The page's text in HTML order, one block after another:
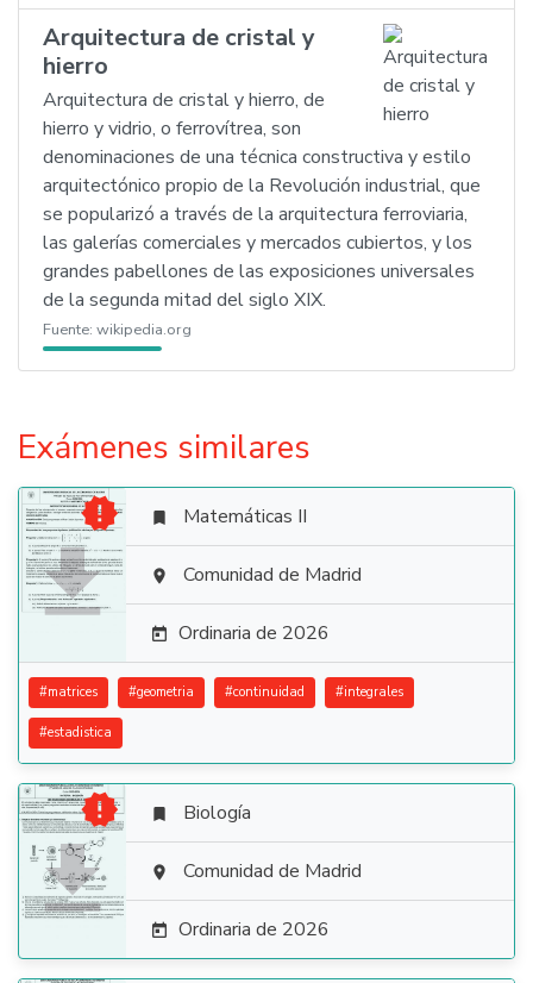
Arquitectura de cristal y
hierro
Arquitectura de cristal y hierro, de
hierro y vidrio, o ferrovítrea, son
denominaciones de una técnica constructiva y estilo
arquitectónico propio de la Revolución industrial, que
se popularizó a través de la arquitectura ferroviaria,
las galerías comerciales y mercados cubiertos, y los
grandes pabellones de las exposiciones universales
de la segunda mitad del siglo XIX.
Fuente: wikipedia.org
Exámenes similares

  Matemáticas II
 Comunidad de Madrid
 Ordinaria de 2026
#matrices #geometria #continuidad #integrales
#estadistica

  Biología
 Comunidad de Madrid
 Ordinaria de 2026